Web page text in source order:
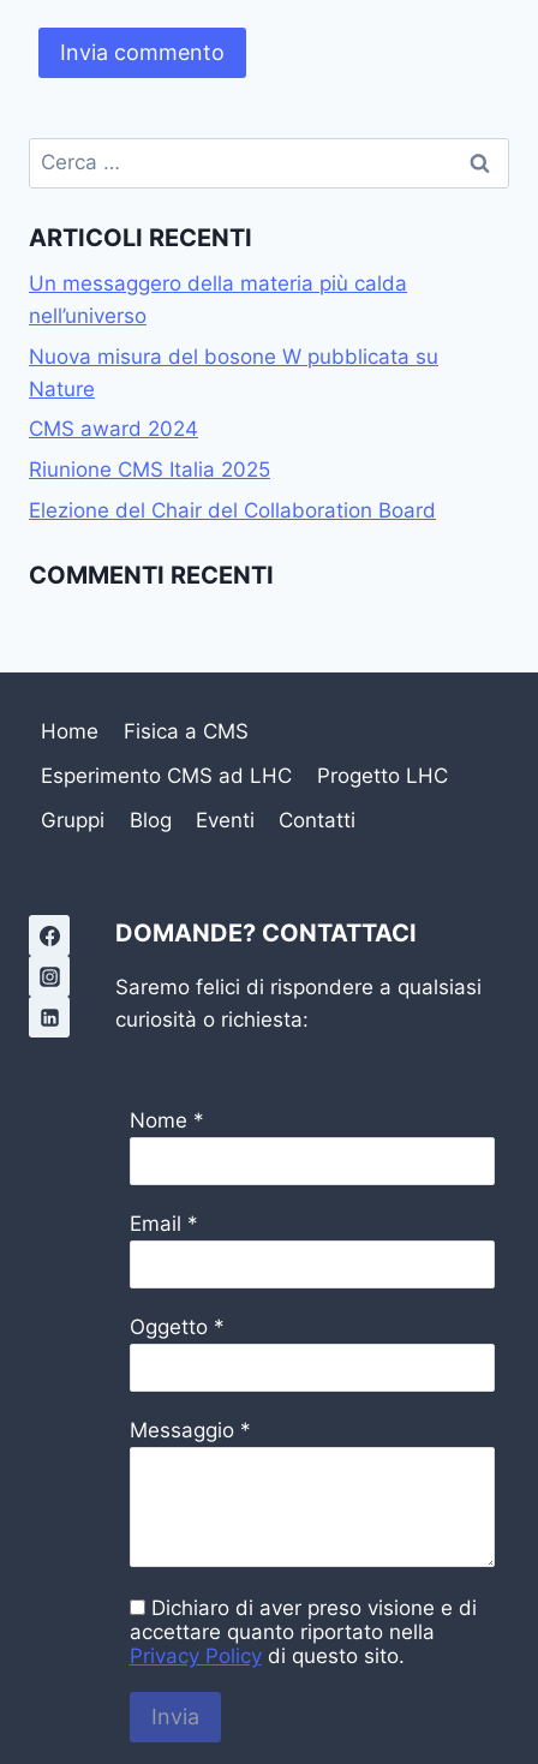
Ricerca
per:
ARTICOLI RECENTI
Un messaggero della materia più calda
nell’universo
Nuova misura del bosone W pubblicata su
Nature
CMS award 2024
Riunione CMS Italia 2025
Elezione del Chair del Collaboration Board
COMMENTI RECENTI
Home
Fisica a CMS
Esperimento CMS ad LHC
Progetto LHC
Gruppi
Blog Eventi Contatti
DOMANDE? CONTATTACI
Saremo felici di rispondere a qualsiasi
curiosità o richiesta:
Nome *
Email *
Oggetto *
Messaggio *
Dichiaro di aver preso visione e di
accettare quanto riportato nella
Privacy Policydi questo sito.
Invia